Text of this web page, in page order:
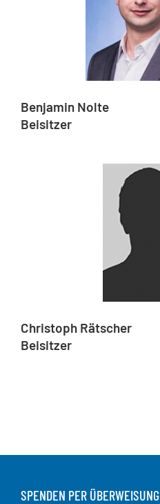
Benjamin Nolte
Beisitzer
Christoph Rätscher
Beisitzer
SPENDEN PER ÜBERWEISUNG